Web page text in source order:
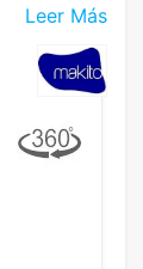
Leer Más